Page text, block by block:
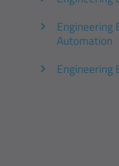
Engineering
Automation
Engineering